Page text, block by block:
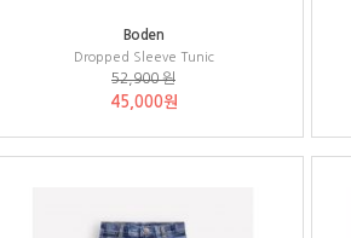
Boden
Dropped Sleeve Tunic
52,900 원
45,000원